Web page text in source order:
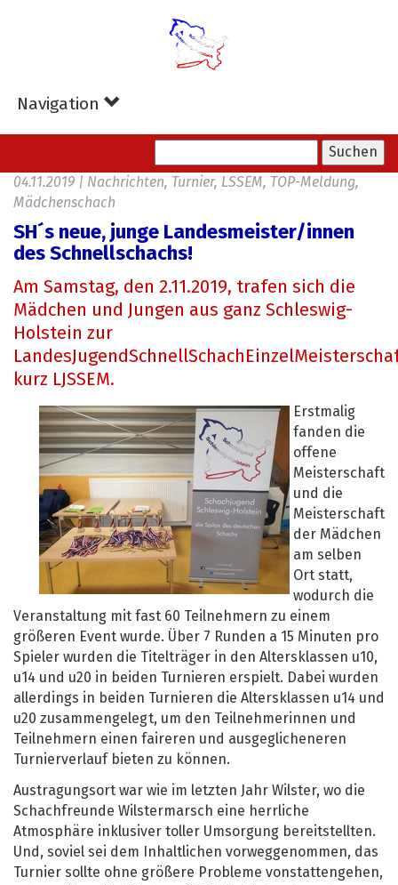
Navigation
04.11.2019 | Nachrichten, Turnier, LSSEM, TOP-Meldung,
Mädchenschach
SH´s neue, junge Landesmeister/innen
des Schnellschachs!
Am Samstag, den 2.11.2019, trafen sich die
Mädchen und Jungen aus ganz Schleswig-
Holstein zur
kurz LJSSEM.
Erstmalig
fanden die
offene
Meisterschaft
und die
Meisterschaft
der Mädchen
am selben
Ort statt,
wodurch die
Veranstaltung mit fast 60 Teilnehmern zu einem
größeren Event wurde. Über 7 Runden a 15 Minuten pro
Spieler wurden die Titelträger in den Altersklassen u10,
u14 und u20 in beiden Turnieren erspielt. Dabei wurden
allerdings in beiden Turnieren die Altersklassen u14 und
u20 zusammengelegt, um den Teilnehmerinnen und
Teilnehmern einen faireren und ausgeglicheneren
Turnierverlauf bieten zu können.
Austragungsort war wie im letzten Jahr Wilster, wo die
Schachfreunde Wilstermarsch eine herrliche
Atmosphäre inklusiver toller Umsorgung bereitstellten.
Und, soviel sei dem Inhaltlichen vorweggenommen, das
Turnier sollte ohne größere Probleme vonstattengehen,